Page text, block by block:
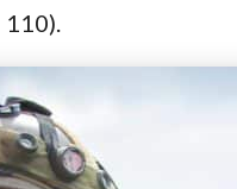
110).